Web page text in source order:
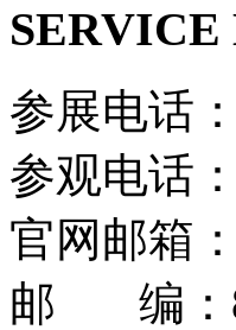
参展电
参观电
官网邮箱
邮 编：